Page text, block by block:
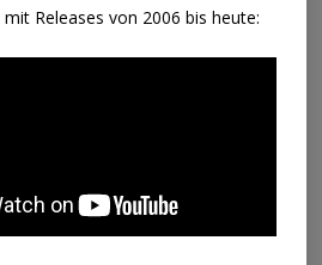
mit Releases von 2006 bis heute: